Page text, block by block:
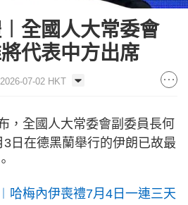
全國人大常委會
代表中方出席
07-02 HKT
，全國人大常委會副委員長何
日在德黑蘭舉行的伊朗已故最
哈梅內伊喪禮7月4日一連三天